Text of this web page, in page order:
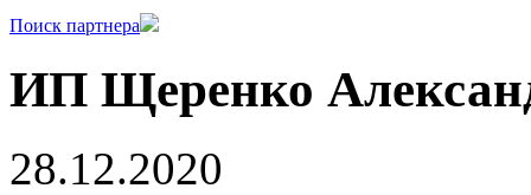
Поиск партнера
ИП Щеренко
28.12.2020